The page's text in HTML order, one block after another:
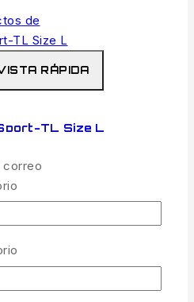
de
RÁPIDA
TL Size L
de manga larga en tejido
una mayor libertad de
UPF +50
correo